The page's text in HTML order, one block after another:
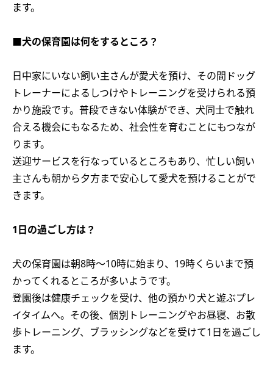
ます。
■犬の保育園は何をするところ？
日中家にいない飼い主さんが愛犬を預け、その間ドッグ
トレーナーによるしつけやトレーニングを受けられる預
かり施設です。普段できない体験ができ、犬同士で触れ
合える機会にもなるため、社会性を育むことにもつなが
ります。
送迎サービスを行なっているところもあり、忙しい飼い
主さんも朝から夕方まで安心して愛犬を預けることがで
きます。
1日の過ごし方は？
犬の保育園は朝8時〜10時に始まり、19時くらいまで預
かってくれるところが多いようです。
登園後は健康チェックを受け、他の預かり犬と遊ぶプレ
イタイムへ。その後、個別トレーニングやお昼寝、お散
歩トレーニング、ブラッシングなどを受けて1日を過ごし
ます。